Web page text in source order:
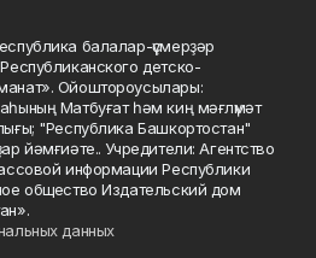
балалар-үҫмерҙәр
детско-
Ойоштороусылары:
Матбуғат һәм киң мәғлүмәт
"Республика Башкортостан"
йәмғиәте.. Учредители: Агентство
информации Республики
общество Издательский дом
данных